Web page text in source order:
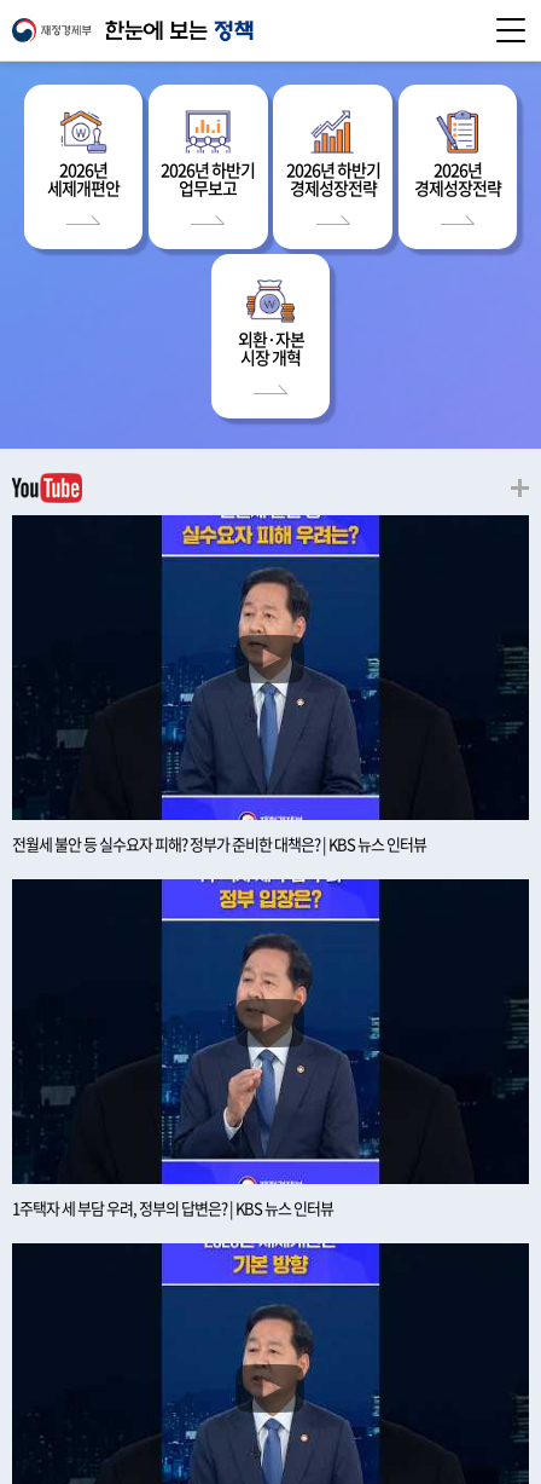
2026년
세제개편안
2026년 하반기
업무보고
2026년 하반기
경제성장전략
2026년
경제성장전략
외환·자본
시장 개혁
전월세 불안 등 실수요자 피해? 정부가 준비한 대책은? | KBS 뉴스 인터뷰
1주택자 세 부담 우려, 정부의 답변은? | KBS 뉴스 인터뷰